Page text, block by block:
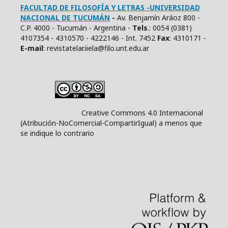
FACULTAD DE FILOSOFÍA Y LETRAS -UNIVERSIDAD
NACIONAL DE TUCUMÁN - Av. Benjamín Aráoz 800 -
C.P. 4000 - Tucumán - Argentina - Tels.: 0054 (0381)
4107354 - 4310570 - 4222146 - Int. 7452 Fax: 4310171 -
E-mail: revistatelar.iiela@filo.unt.edu.ar
Creative Commons 4.0 Internacional
(Atribución-NoComercial-CompartirIgual) a menos que
se indique lo contrario